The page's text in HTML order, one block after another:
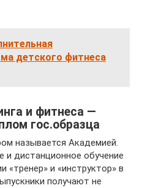
детского фитнеса
и фитнеса —
гос.образца
называется Академией.
и дистанционное обучение
«тренер» и «инструктор» в
получают не